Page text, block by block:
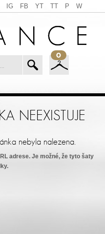
IG FB YT TT P W
0
NEEXISTUJE
nebyla nalezena.
adrese. Je možné, že tyto šaty